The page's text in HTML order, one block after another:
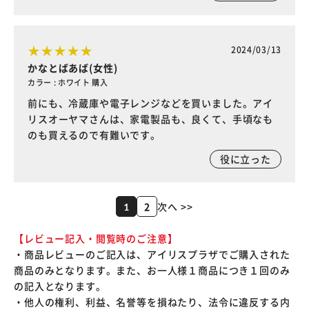
2024/03/13
かなとばあば(女性)
カラー : ホワイト 購入
前にも、冷蔵庫や電子レンジなどを買いました。アイ
リスオーヤマさんは、家電製品も、良くて、手頃なも
のも買えるので有難いです。
役に立った
1 2 次へ >>
【レビュー記入・閲覧時のご注意】
・商品レビューのご記入は、アイリスプラザでご購入された
商品のみとなります。また、お一人様１商品につき１回のみ
の記入となります。
・他人の権利、利益、名誉等を損ねたり、法令に違反する内